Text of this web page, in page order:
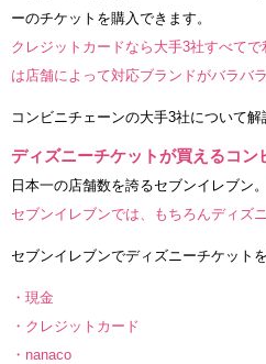
ーのチケットを購入できます。
クレジットカードなら大手3社すべて
は店舗によって対応ブランドがバラバラ
コンビニチェーンの大手3社について解
ディズニーチケットが買えるコ
日本一の店舗数を誇るセブンイレブン。
セブンイレブンでは、もちろんディズ
セブンイレブンでディズニーチケット
・現金
・クレジットカード
・nanaco